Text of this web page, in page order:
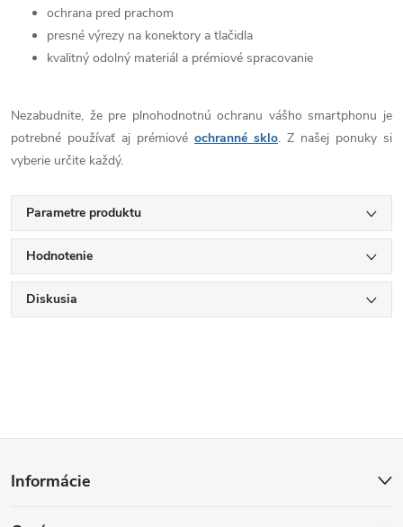
ochrana pred prachom
presné výrezy na konektory a tlačidla
kvalitný odolný materiál a prémiové spracovanie
Nezabudnite, že pre plnohodnotnú ochranu vášho smartphonu je
potrebné používať aj prémiové ochranné sklo. Z našej ponuky si
vyberie určite každý.
Parametre produktu
Hodnotenie
Diskusia
Informácie